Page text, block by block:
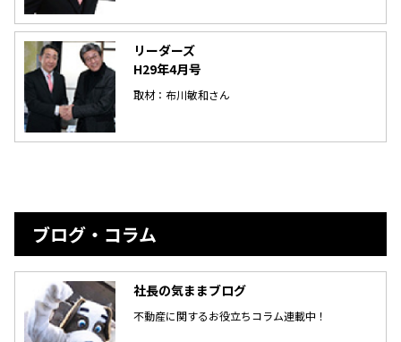
リーダーズ
H29年4月号
取材：布川敏和さん
ブログ・コラム
社長の気ままブログ
不動産に関するお役立ちコラム連載中！